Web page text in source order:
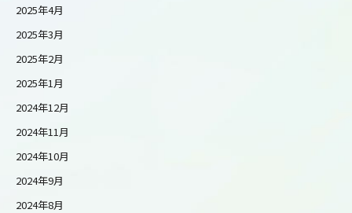
2025年4月
2025年3月
2025年2月
2025年1月
2024年12月
2024年11月
2024年10月
2024年9月
2024年8月